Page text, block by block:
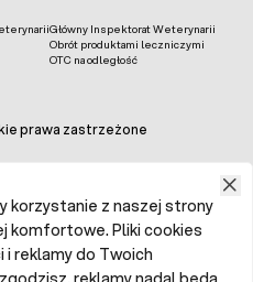
Główny Inspektorat Weterynarii
Obrót produktami leczniczymi
OTC na odległość
prawa zastrzeżone
korzystanie z naszej strony
komfortowe. Pliki cookies
reklamy do Twoich